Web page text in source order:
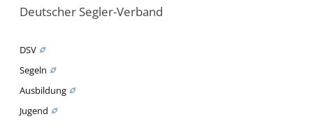
Deutscher Segler-Verband
DSV
Segeln
Ausbildung
Jugend